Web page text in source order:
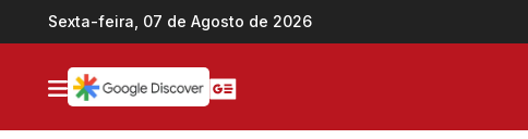
Ir direto pro conteúdo
Sexta-feira, 07 de Agosto de 2026